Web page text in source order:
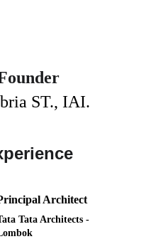
Architect
Tata Architects -
ST., IAI.